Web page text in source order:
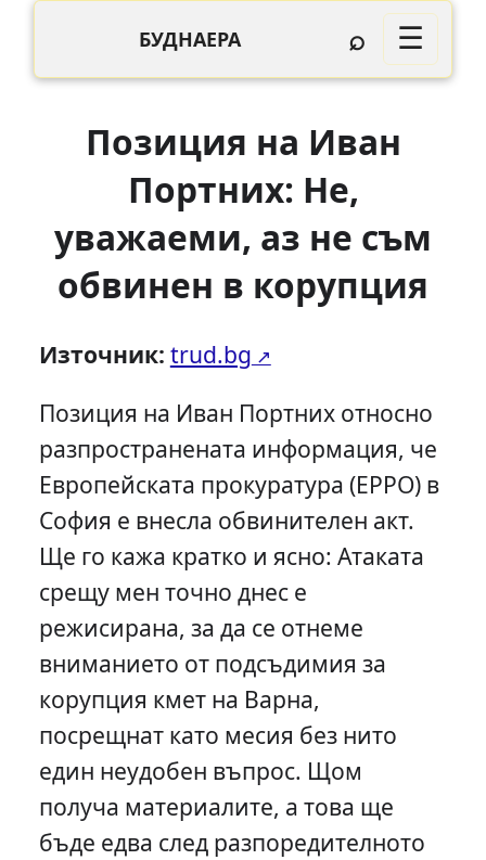
БУДНАЕРА ⌕ ☰
Позиция на Иван
Портних: Не,
уважаеми, аз не съм
обвинен в корупция
Източник: trud.bg
Позиция на Иван Портних относно
разпространената информация, че
Европейската прокуратура (EPPO) в
София е внесла обвинителен акт.
Ще го кажа кратко и ясно: Атаката
срещу мен точно днес е
режисирана, за да се отнеме
вниманието от подсъдимия за
корупция кмет на Варна,
посрещнат като месия без нито
един неудобен въпрос. Щом
получа материалите, а това ще
бъде едва след разпоредителното